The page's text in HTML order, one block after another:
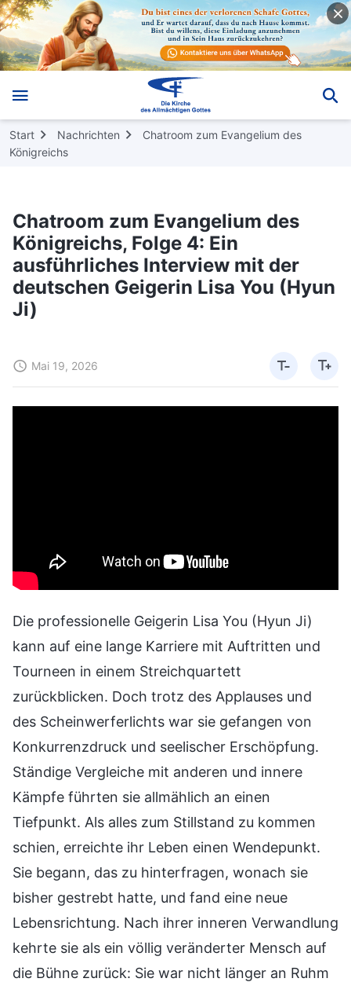
Start Nachrichten
Chatroom zum Evangelium des
Königreichs
Chatroom zum Evangelium des
Königreichs, Folge 4: Ein
ausführliches Interview mit der
deutschen Geigerin Lisa You (Hyun
Ji)
Mai 19, 2026
Die professionelle Geigerin Lisa You (Hyun Ji)
kann auf eine lange Karriere mit Auftritten und
Tourneen in einem Streichquartett
zurückblicken. Doch trotz des Applauses und
des Scheinwerferlichts war sie gefangen von
Konkurrenzdruck und seelischer Erschöpfung.
Ständige Vergleiche mit anderen und innere
Kämpfe führten sie allmählich an einen
Tiefpunkt. Als alles zum Stillstand zu kommen
schien, erreichte ihr Leben einen Wendepunkt.
Sie begann, das zu hinterfragen, wonach sie
bisher gestrebt hatte, und fand eine neue
Lebensrichtung. Nach ihrer inneren Verwandlung
kehrte sie als ein völlig veränderter Mensch auf
die Bühne zurück: Sie war nicht länger an Ruhm